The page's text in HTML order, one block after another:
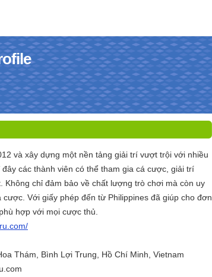
và xây dựng một nền tảng giải trí vượt trội với nhiều
các thành viên có thể tham gia cá cược, giải trí
Không chỉ đảm bảo về chất lượng trò chơi mà còn uy
Với giấy phép đến từ Philippines đã giúp cho đơn
hợp với mọi cược thủ.
Thám, Bình Lợi Trung, Hồ Chí Minh, Vietnam